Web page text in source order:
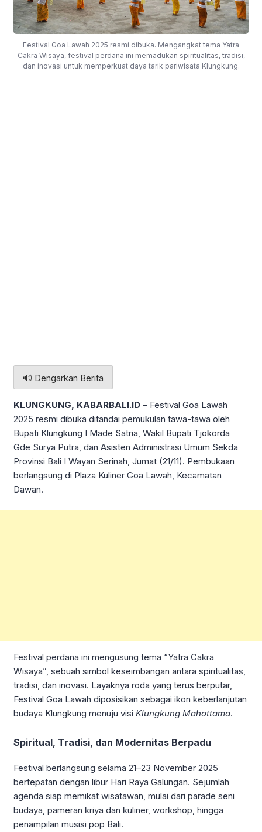
Festival Goa Lawah 2025 resmi dibuka. Mengangkat tema Yatra
Cakra Wisaya, festival perdana ini memadukan spiritualitas, tradisi,
dan inovasi untuk memperkuat daya tarik pariwisata Klungkung.
🔊 Dengarkan Berita
KLUNGKUNG, KABARBALI.ID – Festival Goa Lawah
2025 resmi dibuka ditandai pemukulan tawa-tawa oleh
Bupati Klungkung I Made Satria, Wakil Bupati Tjokorda
Gde Surya Putra, dan Asisten Administrasi Umum Sekda
Provinsi Bali I Wayan Serinah, Jumat (21/11). Pembukaan
berlangsung di Plaza Kuliner Goa Lawah, Kecamatan
Dawan.
Festival perdana ini mengusung tema “Yatra Cakra
Wisaya”, sebuah simbol keseimbangan antara spiritualitas,
tradisi, dan inovasi. Layaknya roda yang terus berputar,
Festival Goa Lawah diposisikan sebagai ikon keberlanjutan
budaya Klungkung menuju visi Klungkung Mahottama.
Spiritual, Tradisi, dan Modernitas Berpadu
Festival berlangsung selama 21–23 November 2025
bertepatan dengan libur Hari Raya Galungan. Sejumlah
agenda siap memikat wisatawan, mulai dari parade seni
budaya, pameran kriya dan kuliner, workshop, hingga
penampilan musisi pop Bali.